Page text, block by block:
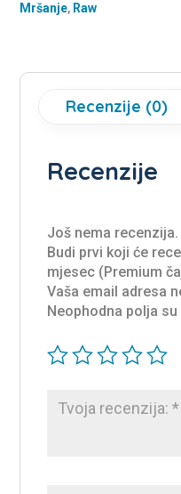
Mršanje, Raw
Recenzije (0)
Recenzije
Još nema recenzija.
Budi prvi koji će
mjesec (Premium
Vaša email adresa
Neophodna polja